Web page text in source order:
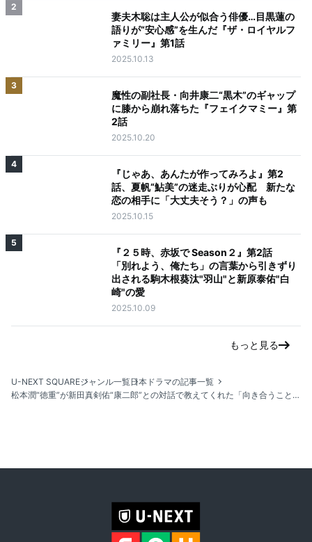
2
妻夫木聡は主人公が似合う俳優…目黒蓮の
語りが“安心感”を生んだ『ザ・ロイヤルフ
ァミリー』第1話
2025.10.13
3
魔性の副社長・向井康二“黒木”のギャップ
に膝から崩れ落ちた『フェイクマミー』第
2話
2025.10.20
4
『じゃあ、あんたが作ってみろよ』第2
話、夏帆“鮎美”の迷走ぶりが心配 新たな
恋の相手に「大丈夫そう？」の声も
2025.10.15
5
『２５時、赤坂で Season２』第2話
「別れよう、俺たち」の言葉から引きずり
出される駒木根葵汰"羽山"と新原泰佑"白
崎"の愛
2025.10.09
もっと見る
U-NEXT SQUAREジャンル一覧日本ドラマの記事一覧
松本潤“徳重”が新田真剣佑“康二郎”との対話で教えてくれた「向き合うこと」の大切さ『19番目のカルテ』第3話